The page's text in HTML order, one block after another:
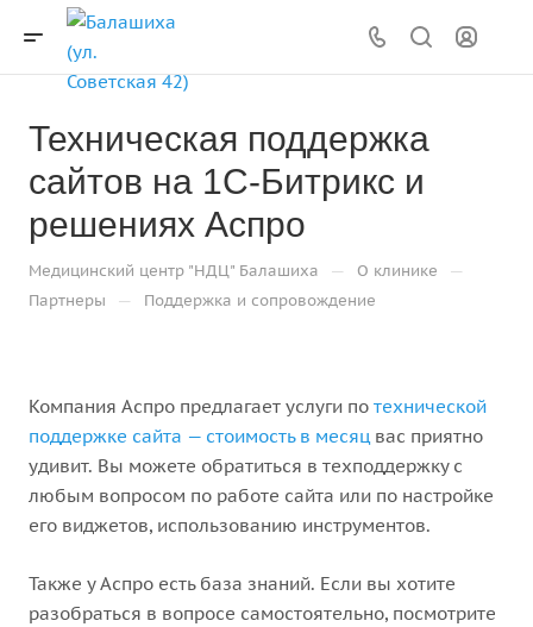
Техническая поддержка
сайтов на 1С-Битрикс и
решениях Аспро
Медицинский центр "НДЦ" Балашиха — О клинике —
Партнеры — Поддержка и сопровождение
Компания Аспро предлагает услуги по технической
поддержке сайта — стоимость в месяц вас приятно
удивит. Вы можете обратиться в техподдержку с
любым вопросом по работе сайта или по настройке
его виджетов, использованию инструментов.
Также у Аспро есть база знаний. Если вы хотите
разобраться в вопросе самостоятельно, посмотрите